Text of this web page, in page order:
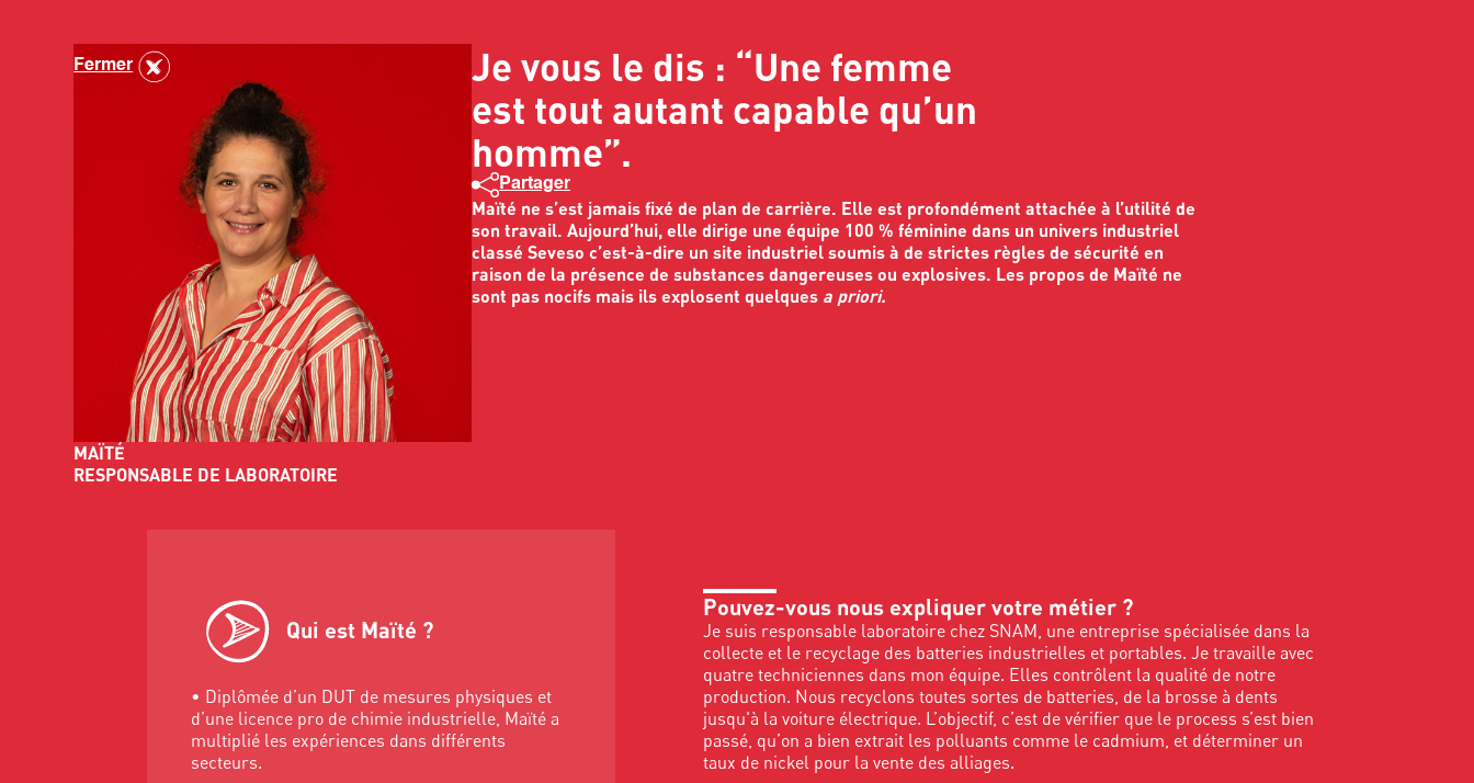
Fermer
MAÏTÉ
RESPONSABLE DE LABORATOIRE
Je vous le dis : “Une femme
est tout autant capable qu’un
homme”.
Partager
Maïté ne s’est jamais fixé de plan de carrière. Elle est profondément attachée à l’utilité de
son travail. Aujourd’hui, elle dirige une équipe 100 % féminine dans un univers industriel
classé Seveso c’est-à-dire un site industriel soumis à de strictes règles de sécurité en
raison de la présence de substances dangereuses ou explosives. Les propos de Maïté ne
sont pas nocifs mais ils explosent quelques a priori.
Qui est Maïté ?
• Diplômée d’un DUT de mesures physiques et
d’une licence pro de chimie industrielle, Maïté a
multiplié les expériences dans différents
secteurs.
Pouvez-vous nous expliquer votre métier ?
Je suis responsable laboratoire chez SNAM, une entreprise spécialisée dans la
collecte et le recyclage des batteries industrielles et portables. Je travaille avec
quatre techniciennes dans mon équipe. Elles contrôlent la qualité de notre
production. Nous recyclons toutes sortes de batteries, de la brosse à dents
jusqu'à la voiture électrique. L’objectif, c’est de vérifier que le process s’est bien
passé, qu’on a bien extrait les polluants comme le cadmium, et déterminer un
taux de nickel pour la vente des alliages.